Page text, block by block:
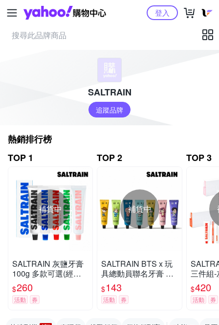
Yahoo購物中心登入
SALTRAIN
追蹤品牌
熱銷排行榜
TOP 1
補貨中
SALTRAIN 灰鹽牙膏
100g 多款可選(經典
薄荷/低氟淨護/積雪草
修護/清恬香檸/強效薄
荷)
$260
活動 券
TOP 2
補貨中
SALTRAIN BTS x 玩
具總動員聯名牙膏 70
g 任選-RM/Jin/SUGA/
j-hop/Jimin/V/Jung Ko
ok
$143
活動 券
TOP 3
三件組
X1+牙
(經典薄
積雪草
$420
活動 券